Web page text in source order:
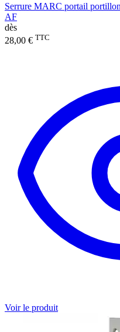
Serrure MARC portail
AF
dès
28,00 € TTC
Voir le produit